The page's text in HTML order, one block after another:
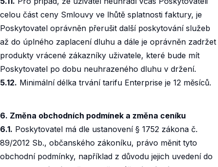
celou část ceny Smlouvy ve lhůtě splatnosti faktury, je
Poskytovatel oprávněn přerušit další poskytování služeb
až do úplného zaplacení dluhu a dále je oprávněn zadržet
produkty vrácené zákazníky uživatele, které bude mít
Poskytovatel po dobu neuhrazeného dluhu v držení.‍
5.12. Minimální délka trvání tarifu Enterprise je 12 měsíců.
6. Změna obchodních podmínek a změna ceníku
6.1. Poskytovatel má dle ustanovení § 1752 zákona č.
89/2012 Sb., občanského zákoníku, právo měnit tyto
obchodní podmínky, například z důvodu jejich uvedení do